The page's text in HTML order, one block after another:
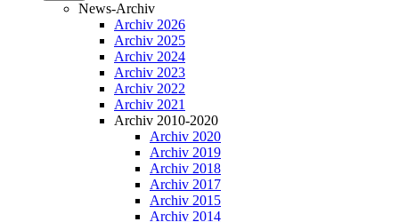
News-Archiv
Archiv 2026
Archiv 2025
Archiv 2024
Archiv 2023
Archiv 2022
Archiv 2021
Archiv 2010-2020
Archiv 2020
Archiv 2019
Archiv 2018
Archiv 2017
Archiv 2015
Archiv 2014